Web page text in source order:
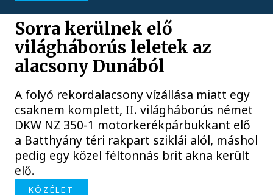
Sorra kerülnek elő
világháborús leletek az
alacsony Dunából
A folyó rekordalacsony vízállása miatt egy
csaknem komplett, II. világháborús német
DKW NZ 350-1 motorkerékpárbukkant elő
a Batthyány téri rakpart sziklái alól, máshol
pedig egy közel féltonnás brit akna került
elő.
KÖZÉLET